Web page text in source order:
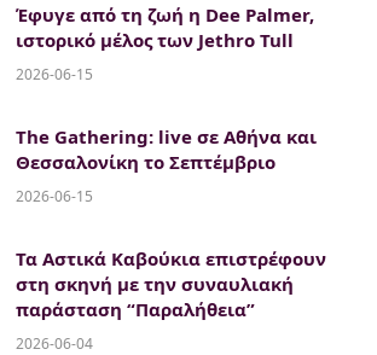
Έφυγε από τη ζωή η Dee Palmer,
ιστορικό μέλος των Jethro Tull
2026-06-15
The Gathering: live σε Αθήνα και
Θεσσαλονίκη το Σεπτέμβριο
2026-06-15
Τα Αστικά Καβούκια επιστρέφουν
στη σκηνή με την συναυλιακή
παράσταση “Παραλήθεια”
2026-06-04